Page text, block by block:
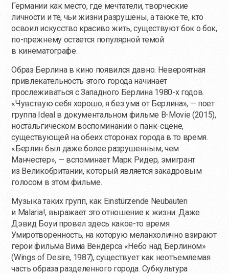
Германии как место, где мечтатели, творческие
личности и те, чьи жизни разрушены, а также те, кто
освоил искусство красиво жить, существуют бок о бок,
по-прежнемуостается популярной темой
в кинематографе.
Образ Берлина в кино появился давно. Невероятная
привлекательность этого города начинает
прослеживаться с Западного Берлина 1980-х годов.
«Чувствую себя хорошо, я без ума от Берлина», — поет
группа Ideal в документальном фильме B-Movie (2015),
ностальгическом воспоминании о панк-сцене,
существующей на обеих сторонах города в то время.
«Берлин был даже более разрушенным, чем
Манчестер», — вспоминает Марк Ридер, эмигрант
из Великобритании, который является закадровым
голосом в этом фильме.
Музыка таких групп, как Einstürzende Neubauten
и Malaria!, выражает это отношение к жизни. Даже
Дэвид Боуи провел здесь какое-то время.
Умиротворенность, на которую меланхолично взирают
герои фильма Вима Вендерса «Небо над Берлином»
(Wings of Desire, 1987), существует как неотъемлемая
часть образа разделенного города. Субкультура